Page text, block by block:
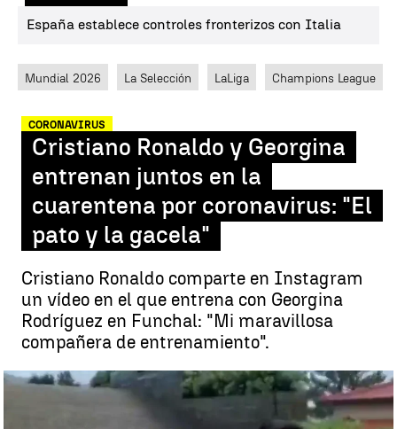
España establece controles fronterizos con Italia
Mundial 2026 La Selección LaLiga Champions League
CORONAVIRUS
Cristiano Ronaldo y Georgina
entrenan juntos en la
cuarentena por coronavirus: "El
pato y la gacela"
Cristiano Ronaldo comparte en Instagram
un vídeo en el que entrena con Georgina
Rodríguez en Funchal: "Mi maravillosa
compañera de entrenamiento".
Cristiano Ronaldo y Georgina entrenan juntos en la cuarentena por
coronavirus: "El pato y la gacela" | Antena 3 Deportes